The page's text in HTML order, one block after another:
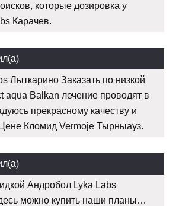
которые дозировка у
Карачев.
Лыткарино Заказать по низкой
aqua Balkan лечение проводят в
прекрасному качеству и
Кломид Vermoje Тырныауз.
Андробол Lyka Labs
можно купить наши планы…